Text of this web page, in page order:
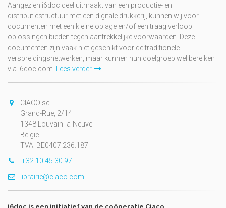
Aangezien i6doc deel uitmaakt van een productie- en
distributiestructuur met een digitale drukkerij, kunnen wij voor
documenten met een kleine oplage en/of een traag verloop
oplossingen bieden tegen aantrekkelijke voorwaarden. Deze
documenten zijn vaak niet geschikt voor de traditionele
verspreidingsnetwerken, maar kunnen hun doelgroep wel bereiken
via i6doc.com. Lees verder
CIACO sc
Grand-Rue, 2/14
1348 Louvain-la-Neuve
België
TVA: BE0407.236.187
+32 10 45 30 97
librairie@ciaco.com